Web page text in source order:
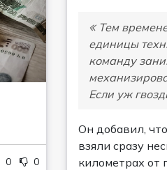
0 0
Тем
единицы
команду
Если уж
Он добавил,
взяли сразу
километрах от